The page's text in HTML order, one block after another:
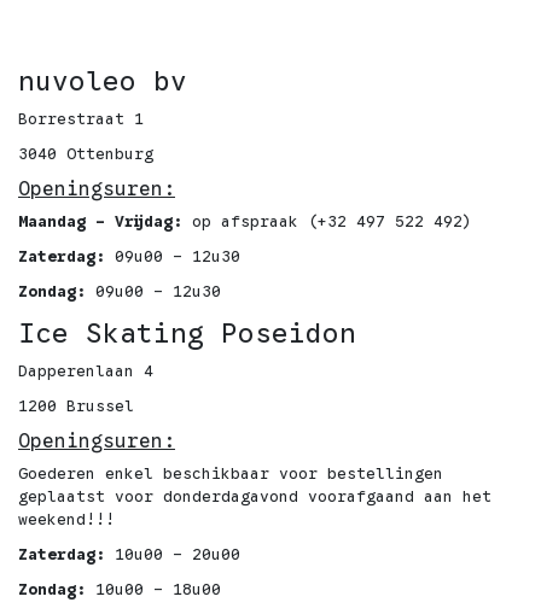
nuvoleo bv
Borrestraat 1
3040 Ottenburg
Openingsuren:
Maandag - Vrijdag: op afspraak (+32 497 522 492)
Zaterdag: 09u00 - 12u30
Zondag: 09u00 - 12u30
Ice Skating Poseidon
Dapperenlaan 4
1200 Brussel
Openingsuren:
Goederen enkel beschikbaar voor bestellingen
geplaatst voor donderdagavond voorafgaand aan het
weekend!!!
Zaterdag:
10u00 - 20u00
Zondag:
10u00 - 18u00